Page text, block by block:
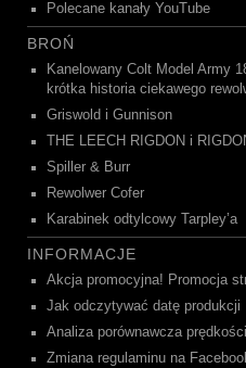
Polecane kanały YouTube
BROŃ
Kanelowany Colt Model Army
krótka historia ciekawego
Griswold i Gunnison
THE LEECH RIGDON i
Spiller & Burr
Rewolwer Cofer
Karabinek odtylcowy Tarpley’a
INFORMACJE
Akcja promocyjna! Promocja
Jak odczytywać datę produkcji
Analiza porównawcza
Zmiana regulaminu na